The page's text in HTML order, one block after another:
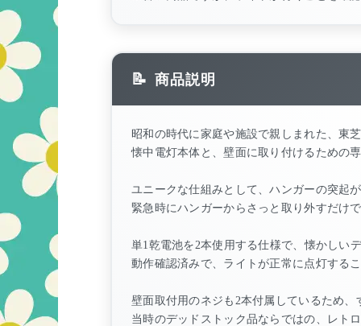
商品説明
昭和の時代に家庭や施設で親しまれた、東
懐中電灯本体と、壁面に取り付けるための
ユニークな仕組みとして、ハンガーの突起
緊急時にハンガーからさっと取り外すだけ
単1乾電池を2本使用する仕様で、懐かしい
動作確認済みで、ライトが正常に点灯する
壁面取付用のネジも2本付属しているため
当時のデッドストック品ならではの、レト